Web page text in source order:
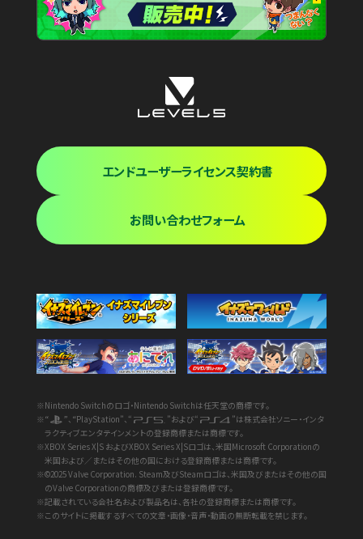
エンドユーザーライセンス契約書
お問い合わせフォーム
※Nintendo Switchのロゴ・Nintendo Switchは任天堂の商標です。
※“
”、“PlayStation”、“ ”および“
”は株式会社ソニー・インタ
ラクティブエンタテインメントの登録商標または商標です。
※XBOX Series X|S およびXBOX Series X|Sロゴは、米国Microsoft Corporationの
米国および／またはその他の国における登録商標または商標です。
※©2025 Valve Corporation. Steam及びSteamロゴは、米国及びまたはその他の国
のValve Corporationの商標及びまたは登録商標です。
※記載されている会社名および製品名は、各社の登録商標または商標です。
※このサイトに掲載するすべての文章・画像・音声・動画の無断転載を禁じます。